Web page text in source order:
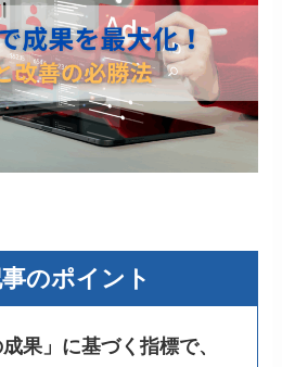
のポイント
果」に基づく指標で、